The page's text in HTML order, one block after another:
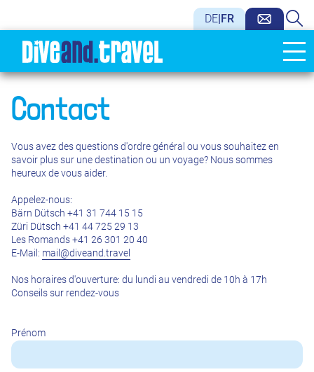
DE FR
Contact
Vous avez des questions d'ordre général ou vous souhaitez en
savoir plus sur une destination ou un voyage? Nous sommes
heureux de vous aider.
Appelez-nous:
Bärn Dütsch +41 31 744 15 15
Züri Dütsch +41 44 725 29 13
Les Romands +41 26 301 20 40
E-Mail: mail@diveand.travel
Nos horaires d'ouverture: du lundi au vendredi de 10h à 17h
Conseils sur rendez-vous
Prénom